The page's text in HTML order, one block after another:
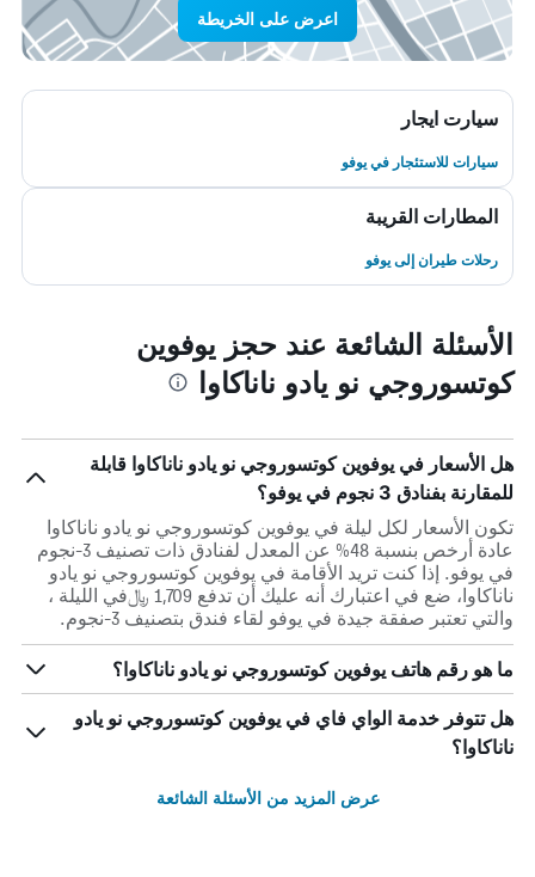
اعرض على الخريطة
سيارت ايجار
سيارات للاستئجار في يوفو
المطارات القريبة
رحلات طيران إلى يوفو
الأسئلة الشائعة عند حجز يوفوين
كوتسوروجي نو يادو ناناكاوا
هل الأسعار في يوفوين كوتسوروجي نو يادو ناناكاوا قابلة
للمقارنة بفنادق 3 نجوم في يوفو؟
تكون الأسعار لكل ليلة في يوفوين كوتسوروجي نو يادو ناناكاوا
عادة أرخص بنسبة 48% عن المعدل لفنادق ذات تصنيف 3-نجوم
في يوفو. إذا كنت تريد الأقامة في يوفوين كوتسوروجي نو يادو
ناناكاوا، ضع في اعتبارك أنه عليك أن تدفع 1,709 ﷼في الليلة ،
والتي تعتبر صفقة جيدة في يوفو لقاء فندق بتصنيف 3-نجوم.
ما هو رقم هاتف يوفوين كوتسوروجي نو يادو ناناكاوا؟
هل تتوفر خدمة الواي فاي في يوفوين كوتسوروجي نو يادو
ناناكاوا؟
عرض المزيد من الأسئلة الشائعة